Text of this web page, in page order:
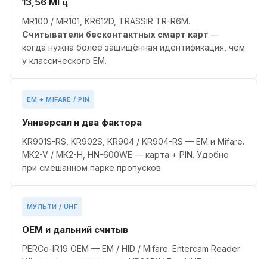
13,56 МГц
MR100 / MR101, KR612D, TRASSIR TR-R6M.
Считыватели бесконтактных смарт карт —
когда нужна более защищённая идентификация, чем
у классического EM.
EM + MIFARE / PIN
Универсал и два фактора
KR901S-RS, KR902S, KR904 / KR904-RS — EM и Mifare.
MK2-V / MK2-H, HN-600WE — карта + PIN. Удобно
при смешанном парке пропусков.
МУЛЬТИ / UHF
OEM и дальний считыв
PERCo-IR19 OEM — EM / HID / Mifare. Entercam Reader